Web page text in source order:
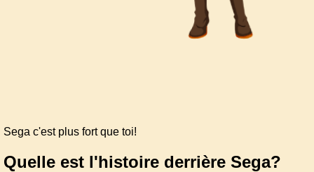
Sega c'est plus fort que toi!
Quelle est l'histoire derrière Sega?